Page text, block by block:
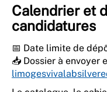
Calendrier et
candidatures
📅 Date limite de
📥 Dossier à envoyer